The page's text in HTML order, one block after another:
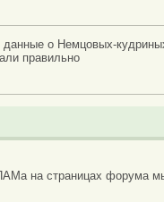
о Немцовых-
правильно
на страницах форума